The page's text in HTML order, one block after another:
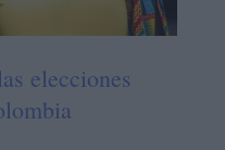
elecciones